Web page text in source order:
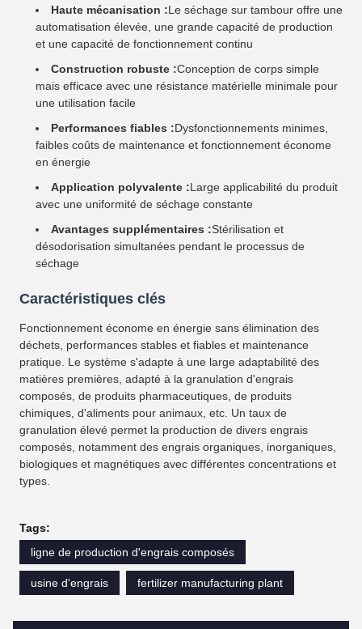
Haute mécanisation :Le séchage sur tambour offre une
automatisation élevée, une grande capacité de production
et une capacité de fonctionnement continu
Construction robuste :Conception de corps simple
mais efficace avec une résistance matérielle minimale pour
une utilisation facile
Performances fiables :Dysfonctionnements minimes,
faibles coûts de maintenance et fonctionnement économe
en énergie
Application polyvalente :Large applicabilité du produit
avec une uniformité de séchage constante
Avantages supplémentaires :Stérilisation et
désodorisation simultanées pendant le processus de
séchage
Caractéristiques clés
Fonctionnement économe en énergie sans élimination des
déchets, performances stables et fiables et maintenance
pratique. Le système s'adapte à une large adaptabilité des
matières premières, adapté à la granulation d'engrais
composés, de produits pharmaceutiques, de produits
chimiques, d'aliments pour animaux, etc. Un taux de
granulation élevé permet la production de divers engrais
composés, notamment des engrais organiques, inorganiques,
biologiques et magnétiques avec différentes concentrations et
types.
Tags:
ligne de production d'engrais composés
usine d'engrais fertilizer manufacturing plant